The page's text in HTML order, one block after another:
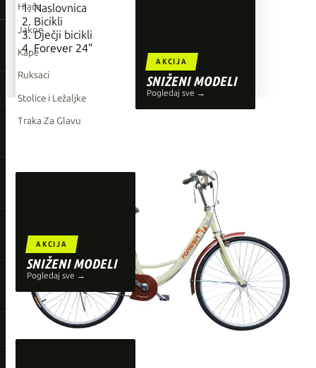
Giant
Orbea
Liv
Shimano
Wahoo
AKCIJA
SNIŽENI MODELI
Pogledaj sve →
AKCIJA
SNIŽENI MODELI
Pogledaj sve →
Hlače
Jakne
Kape
Ruksaci
Stolice i Ležaljke
Traka Za Glavu
Liv
Shimano
Wahoo
O'Neal
Naslovnica
Bicikli
Dječji bicikli
Forever 24"